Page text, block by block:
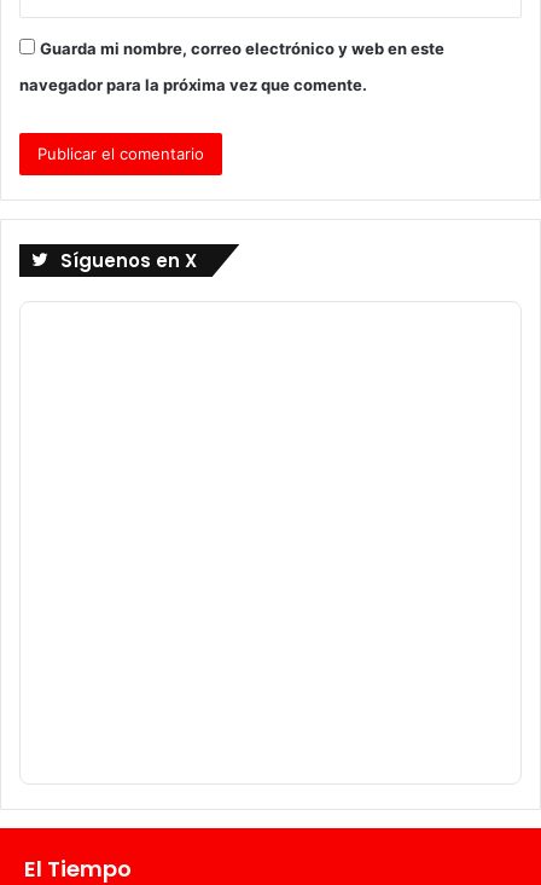
Guarda mi nombre, correo electrónico y web en este
navegador para la próxima vez que comente.
Síguenos en X
El Tiempo